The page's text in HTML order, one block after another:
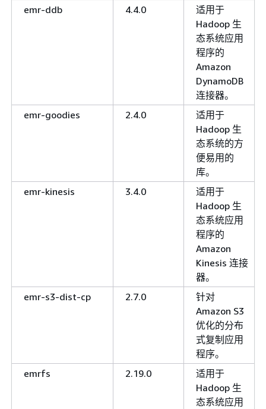
emr-ddb 4.4.0
适用于
Hadoop 生
态系统应用
程序的
Amazon
DynamoDB
连接器。
emr-goodies
2.4.0
适用于
Hadoop 生
态系统的方
便易用的
库。
emr-kinesis
3.4.0
适用于
Hadoop 生
态系统应用
程序的
Amazon
Kinesis 连接
器。
emr-s3-dist-cp
2.7.0
针对
Amazon S3
优化的分布
式复制应用
程序。
emrfs
2.19.0
适用于
Hadoop 生
态系统应用